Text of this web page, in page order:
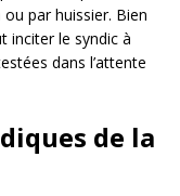
par huissier. Bien
inciter le syndic à
dans l’attente
de la